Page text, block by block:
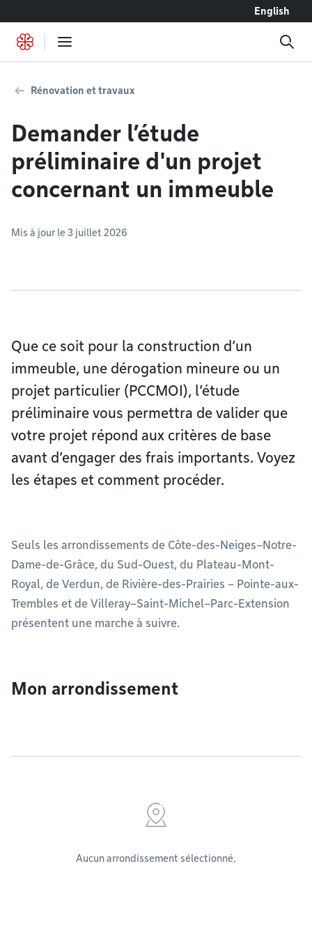
English
Rénovation et travaux
Demander l’étude
préliminaire d'un projet
concernant un immeuble
Mis à jour le 3 juillet 2026
Que ce soit pour la construction d’un
immeuble, une dérogation mineure ou un
projet particulier (PCCMOI), l’étude
préliminaire vous permettra de valider que
votre projet répond aux critères de base
avant d’engager des frais importants. Voyez
les étapes et comment procéder.
Seuls les arrondissements de Côte-des-Neiges–Notre-
Dame-de-Grâce, du Sud-Ouest, du Plateau-Mont-
Royal, de Verdun, de Rivière-des-Prairies – Pointe-aux-
Trembles et de Villeray–Saint-Michel–Parc-Extension
présentent une marche à suivre.
Mon arrondissement
Aucun arrondissement sélectionné.